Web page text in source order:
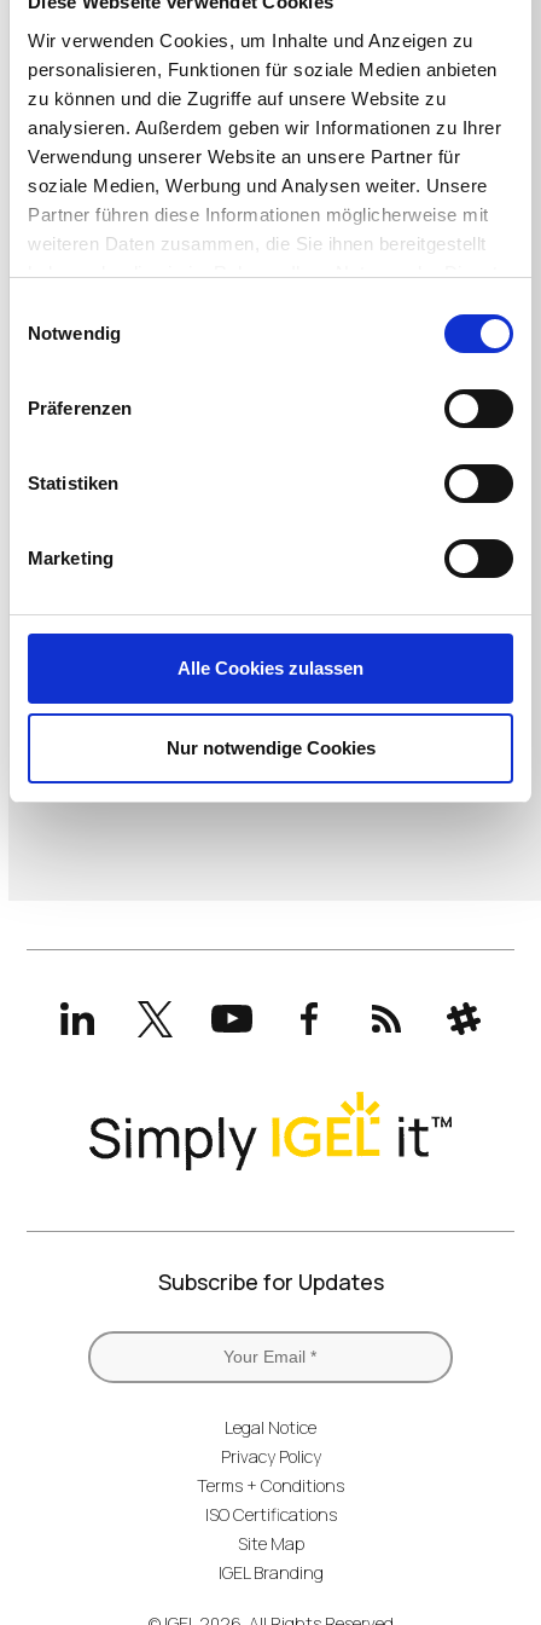
Wir verwenden Cookies, um Inhalte und Anzeigen zu
personalisieren, Funktionen für soziale Medien anbieten
zu können und die Zugriffe auf unsere Website zu
analysieren. Außerdem geben wir Informationen zu Ihrer
Verwendung unserer Website an unsere Partner für
soziale Medien, Werbung und Analysen weiter. Unsere
Partner führen diese Informationen möglicherweise mit
weiteren Daten zusammen, die Sie ihnen bereitgestellt
haben oder die sie im Rahmen Ihrer Nutzung der Dienste
Notwendig
Präferenzen
Statistiken
Marketing
Alle Cookies zulassen
Nur notwendige Cookies
< BACK TO ALL ON-DEMAND EVENTS
Watch On-Demand Webinar Now
LinkedInX
(formerly
Twitter)
YouTubeFacebookRSS Slack
Subscribe for Updates
Legal Notice
Privacy Policy
Terms + Conditions
ISO Certifications
Site Map
IGEL Branding